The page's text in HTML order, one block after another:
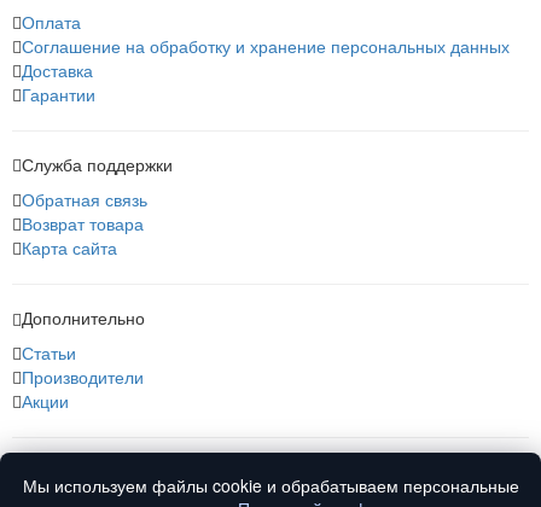
Оплата
Соглашение на обработку и хранение персональных данных
Доставка
Гарантии
Служба поддержки
Обратная связь
Возврат товара
Карта сайта
Дополнительно
Статьи
Производители
Акции
Мы используем файлы cookie и обрабатываем персональные